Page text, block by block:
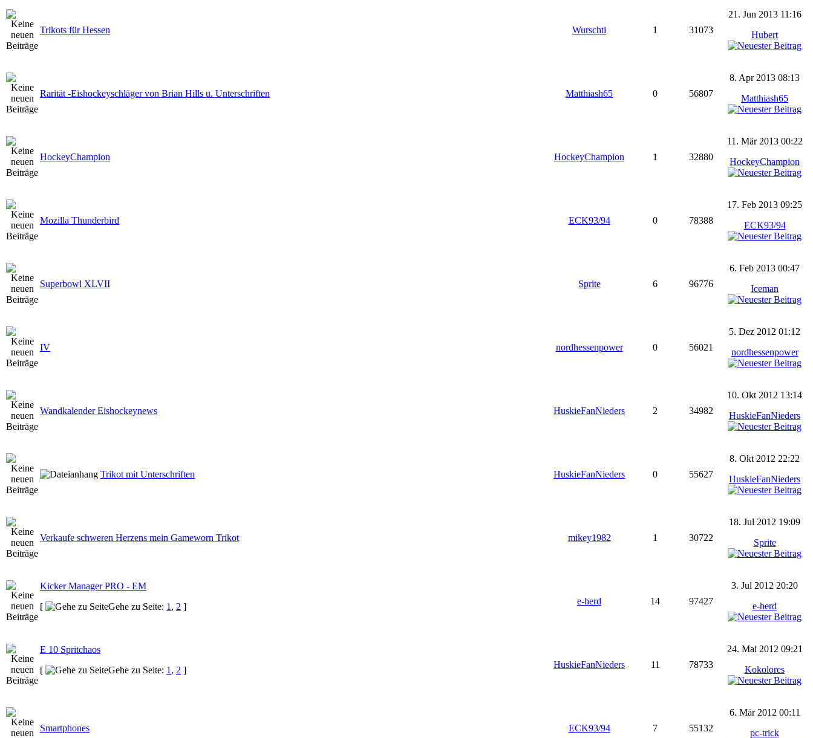
Trikots für Hessen Wurschti 1 31073
21. Jun 2013 11:16
Hubert
Rarität -Eishockeyschläger von Brian Hills u. Unterschriften Matthiash65 0 56807
8. Apr 2013 08:13
Matthiash65
HockeyChampion HockeyChampion 1 32880
11. Mär 2013 00:22
HockeyChampion
Mozilla Thunderbird ECK93/94 0 78388
17. Feb 2013 09:25
ECK93/94
Superbowl XLVII Sprite 6 96776
6. Feb 2013 00:47
Iceman
IV nordhessenpower 0 56021
5. Dez 2012 01:12
nordhessenpower
Wandkalender Eishockeynews HuskieFanNieders 2 34982
10. Okt 2012 13:14
HuskieFanNieders
Trikot mit Unterschriften HuskieFanNieders 0 55627
8. Okt 2012 22:22
HuskieFanNieders
Verkaufe schweren Herzens mein Gameworn Trikot mikey1982 1 30722
18. Jul 2012 19:09
Sprite
Kicker Manager PRO - EM
[
Gehe zu Seite: 1 , 2 ]
e-herd 14 97427
3. Jul 2012 20:20
e-herd
E 10 Spritchaos
[
Gehe zu Seite: 1 , 2 ]
HuskieFanNieders 11 78733
24. Mai 2012 09:21
Kokolores
Smartphones ECK93/94 7 55132
6. Mär 2012 00:11
pc-trick